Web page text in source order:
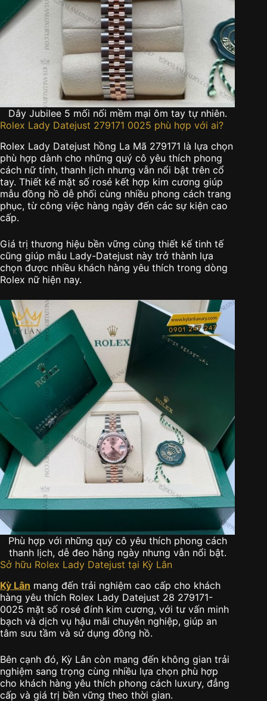
Dây Jubilee 5 mối nối mềm mại ôm tay tự nhiên.
Rolex Lady Datejust 279171 0025 phù hợp với ai?
Rolex Lady Datejust hồng La Mã 279171 là lựa chọn
phù hợp dành cho những quý cô yêu thích phong
cách nữ tính, thanh lịch nhưng vẫn nổi bật trên cổ
tay. Thiết kế mặt số rosé kết hợp kim cương giúp
mẫu đồng hồ dễ phối cùng nhiều phong cách trang
phục, từ công việc hàng ngày đến các sự kiện cao
cấp.
Giá trị thương hiệu bền vững cùng thiết kế tinh tế
cũng giúp mẫu Lady-Datejust này trở thành lựa
chọn được nhiều khách hàng yêu thích trong dòng
Rolex nữ hiện nay.
Phù hợp với những quý cô yêu thích phong cách
thanh lịch, dễ đeo hằng ngày nhưng vẫn nổi bật.
Sở hữu Rolex Lady Datejust tại Kỳ Lân
Kỳ Lân mang đến trải nghiệm cao cấp cho khách
hàng yêu thích Rolex Lady Datejust 28 279171-
0025 mặt số rosé đính kim cương, với tư vấn minh
bạch và dịch vụ hậu mãi chuyên nghiệp, giúp an
tâm sưu tầm và sử dụng đồng hồ.
Bên cạnh đó, Kỳ Lân còn mang đến không gian trải
nghiệm sang trọng cùng nhiều lựa chọn phù hợp
cho khách hàng yêu thích phong cách luxury, đẳng
cấp và giá trị bền vững theo thời gian.